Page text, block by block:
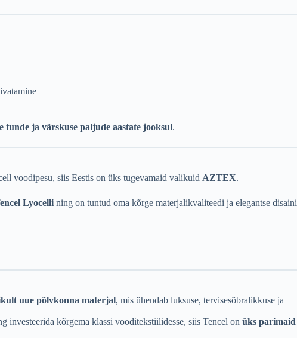
tunde ja värskuse paljude aastate jooksul.
voodipesu, siis Eestis on üks tugevamaid valikuid AZTEX.
Lyocelli ning on tuntud oma kõrge materjalikvaliteedi ja elegantse disaini
uue põlvkonna materjal, mis ühendab luksuse, tervisesõbralikkuse ja
investeerida kõrgema klassi vooditekstiilidesse, siis Tencel on üks parimaid